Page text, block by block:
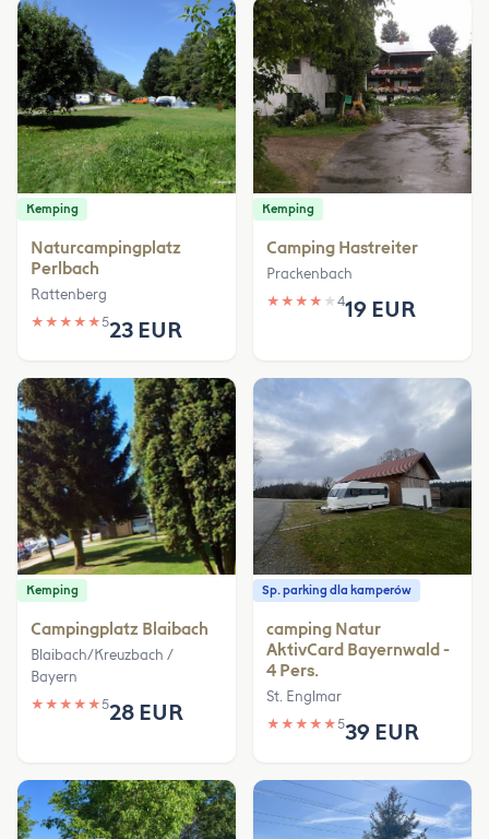
Kemping
Naturcampingplatz
Perlbach
Rattenberg
★ ★ ★ ★ ★523 EUR
Kemping
Camping Hastreiter
Prackenbach
★ ★ ★ ★ ★ 419 EUR
Kemping
Campingplatz Blaibach
Blaibach/Kreuzbach /
Bayern
★ ★ ★ ★ ★528 EUR
Sp. parking dla kamperów
camping Natur
AktivCard Bayernwald -
4 Pers.
St. Englmar
★ ★ ★ ★ ★539 EUR